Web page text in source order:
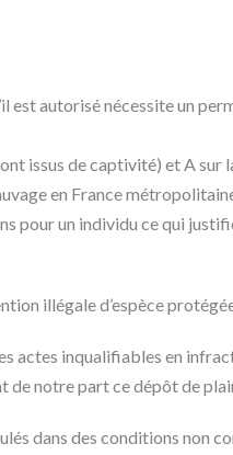
est autorisé nécessite un
issus de captivité) et A sur
en France
pour un individu ce qui
illégale d’espèce
actes inqualifiables en
de notre part ce dépôt de
dans des conditions non